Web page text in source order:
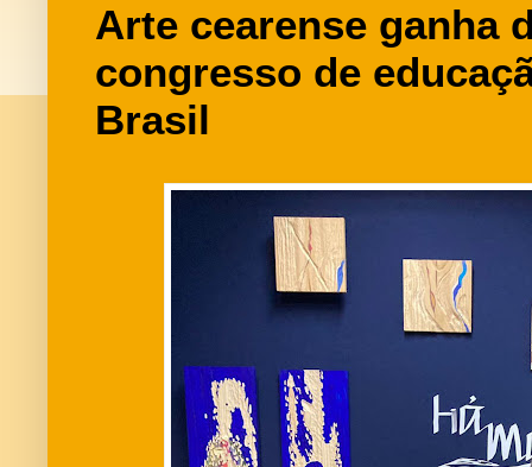
Arte cearense ganha
congresso de
Brasil